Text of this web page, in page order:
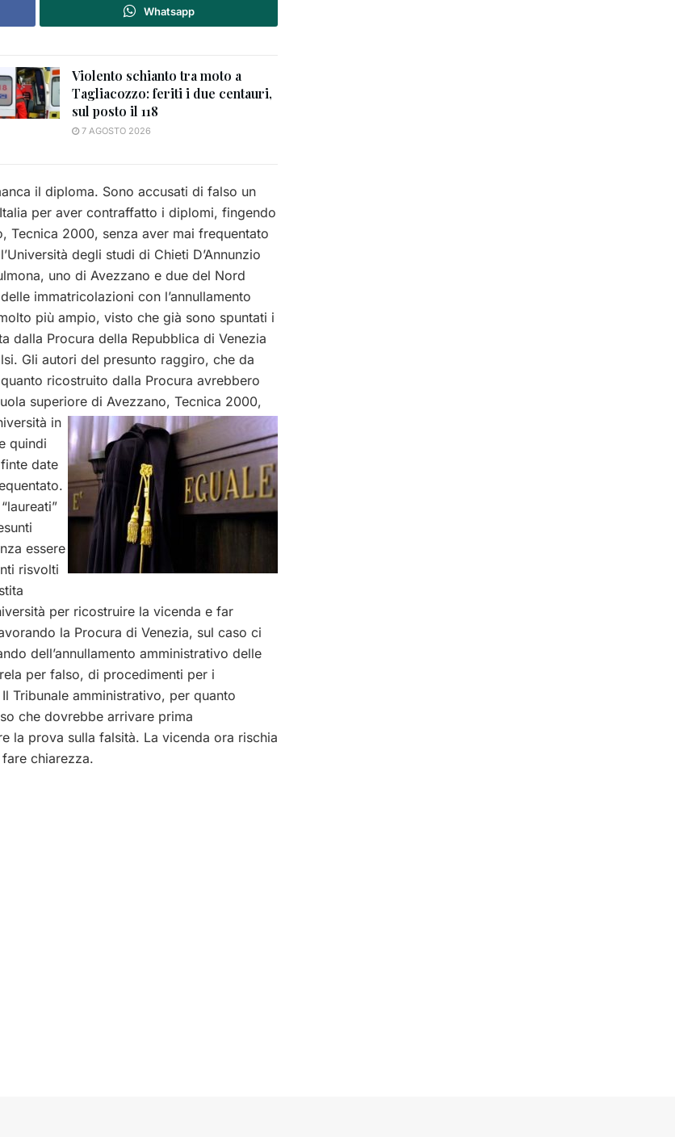
Whatsapp
Violento schianto tra moto a
Tagliacozzo: feriti i due centauri,
sul posto il 118
7 AGOSTO 2026
il diploma. Sono accusati di falso un
per aver contraffatto i diplomi, fingendo
Tecnica 2000, senza aver mai frequentato
degli studi di Chieti D’Annunzio
uno di Avezzano e due del Nord
immatricolazioni con l’annullamento
più ampio, visto che già sono spuntati i
dalla Procura della Repubblica di Venezia
Gli autori del presunto raggiro, che da
ricostruito dalla Procura avrebbero
superiore di Avezzano, Tecnica 2000,
in
quindi
date
essere
risvolti
per ricostruire la vicenda e far
la Procura di Venezia, sul caso ci
dell’annullamento amministrativo delle
per falso, di procedimenti per i
Tribunale amministrativo, per quanto
che dovrebbe arrivare prima
la prova sulla falsità. La vicenda ora rischia
chiarezza.